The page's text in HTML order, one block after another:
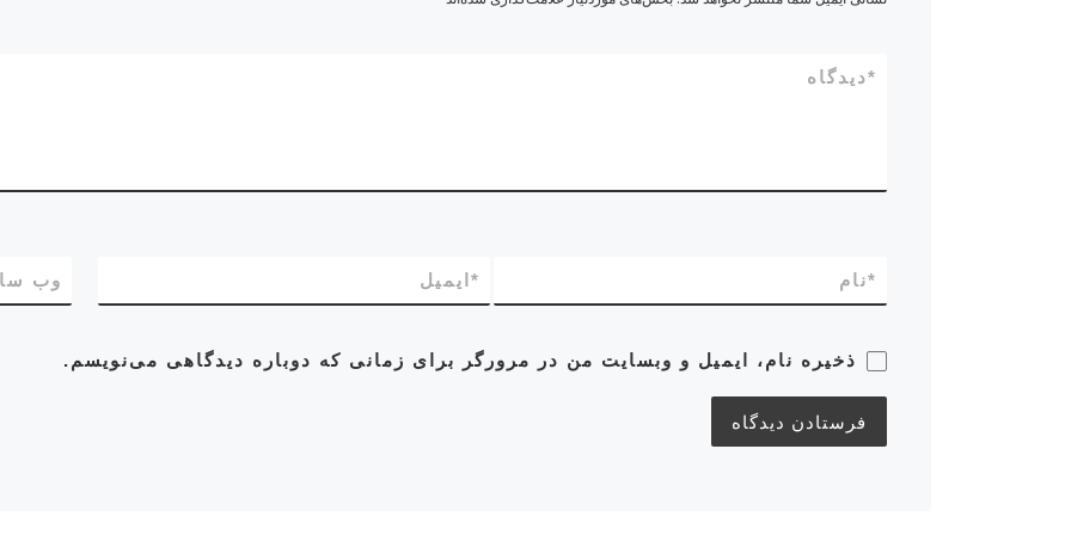
دیدگاه*
نام* ایمیل * وب‌
ذخیره نام، ایمیل و وبسایت من در مرورگر برای زمانی که دوباره دیدگاهی می‌نویسم.